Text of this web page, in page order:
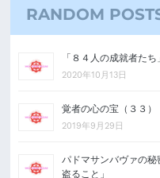
RANDOM
「８４人の成就者たち
2020年10月13日
覚者の心の宝（３３）
2019年9月29日
パドマサンバヴァの
盗ること」